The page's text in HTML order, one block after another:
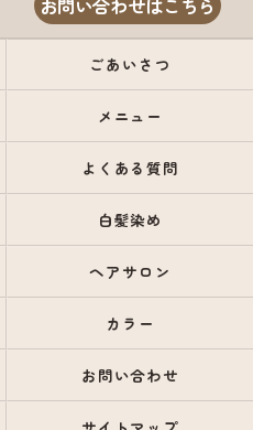
お問い合わせはこちら
ごあいさつ
メニュー
よくある質問
白髪染め
ヘアサロン
カラー
お問い合わせ